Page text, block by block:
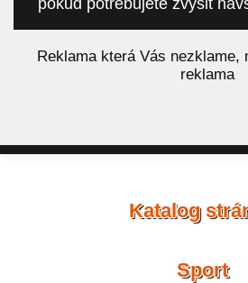
pokud potřebujete zvýšit
Reklama která Vás nezklame,
reklama
Katalog
Sport